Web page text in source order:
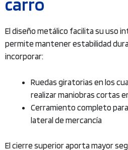
El diseño metálico facilita su uso
permite mantener estabilidad
incorporar:
Ruedas giratorias en los
realizar maniobras cortas
Cerramiento completo
lateral de mercancía
El cierre superior aporta mayor